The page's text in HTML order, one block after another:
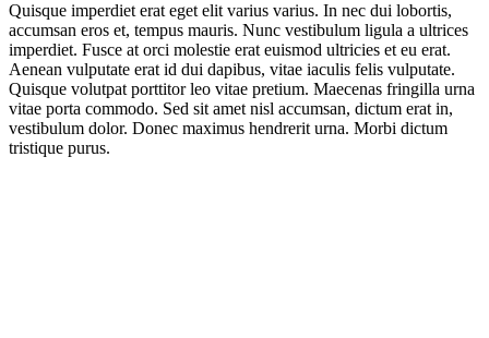
Quisque imperdiet erat eget elit varius varius. In nec dui lobortis,
accumsan eros et, tempus mauris. Nunc vestibulum ligula a ultrices
imperdiet. Fusce at orci molestie erat euismod ultricies et eu erat.
Aenean vulputate erat id dui dapibus, vitae iaculis felis vulputate.
Quisque volutpat porttitor leo vitae pretium. Maecenas fringilla urna
vitae porta commodo. Sed sit amet nisl accumsan, dictum erat in,
vestibulum dolor. Donec maximus hendrerit urna. Morbi dictum
tristique purus.